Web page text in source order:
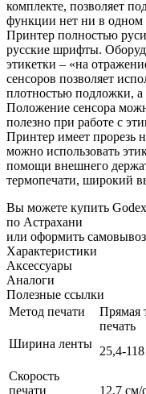
комплекте, позволяет
функции нет ни в одном
Принтер полностью
русские шрифты.
этикетки – «на
сенсоров позволяет
плотностью подложки, а
Положение сенсора
полезно при работе с
Принтер имеет прорезь
можно использовать
помощи внешнего
термопечати, широкий
Вы можете купить
по Астрахани
или оформить
Характеристики
Аксессуары
Аналоги
Полезные ссылки
Метод печати
Прямая
печать
Ширина ленты
25,4-
Скорость
печати
12,7 см/